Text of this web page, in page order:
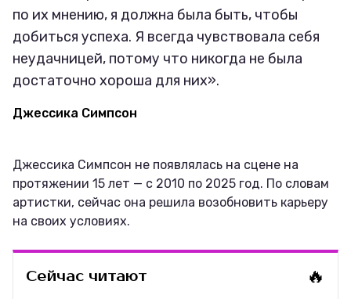
по их мнению, я должна была быть, чтобы
добиться успеха. Я всегда чувствовала себя
неудачницей, потому что никогда не была
достаточно хороша для них».
Джессика Симпсон
Джессика Симпсон не появлялась на сцене на
протяжении 15 лет — с 2010 по 2025 год. По словам
артистки, сейчас она решила возобновить карьеру
на своих условиях.
Сейчас читают 🔥